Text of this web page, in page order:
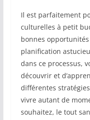
Il est parfaitement
culturelles à petit
bonnes
planification
dans ce processus,
découvrir et
différentes
vivre autant de
souhaitez, le tout